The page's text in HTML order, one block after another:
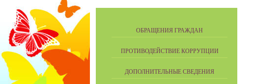
ОБРАЩЕНИЯ ГРАЖДАН
ПРОТИВОДЕЙСТВИЕ КОРРУПЦИИ
ДОПОЛНИТЕЛЬНЫЕ СВЕДЕНИЯ